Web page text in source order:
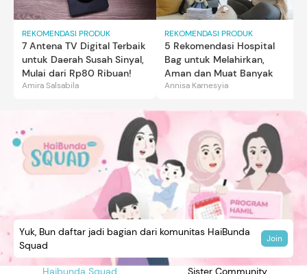
REKOMENDASI PRODUK
7 Antena TV Digital Terbaik
untuk Daerah Susah Sinyal,
Mulai dari Rp80 Ribuan!
Amira Salsabila
REKOMENDASI PRODUK
5 Rekomendasi Hospital
Bag untuk Melahirkan,
Aman dan Muat Banyak
Annisa Karnesyia
Haibunda Squad Sister Community
Yuk, Bun daftar jadi bagian dari komunitas HaiBunda
Squad
Join